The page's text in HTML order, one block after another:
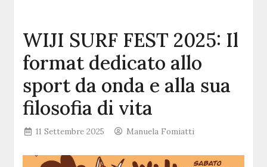
WIJI SURF FEST 2025: Il
format dedicato allo
sport da onda e alla sua
filosofia di vita
11 Settembre 2025 Manuela Fomiatti